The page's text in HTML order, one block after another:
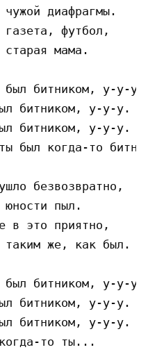
чужой диафрагмы.
футбол,
старая мама.
безвозвратно,
юности пыл.
в это приятно,
таким же, как был.